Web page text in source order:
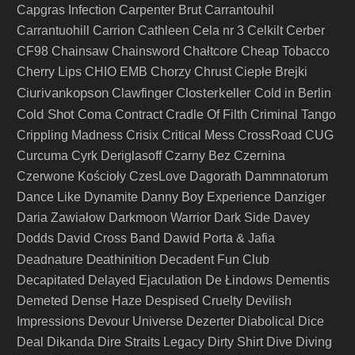
Capgras Infection Carpenter Brut Carrantouhil
Carrantuohill
Carrion Cathleen Cela nr 3 Celkilt Cerber
CF98 Chainsaw Chainsword Chałtcore Cheap Tobacco
Cherry Lips CHIO EMB Chorzy Chrust Ciepłe Brejki
Ciurivankopson Clawfinger Closterkeller Cold in Berlin
Cold Shot Coma Contract Cradle Of Filth Criminal Tango
Crippling Madness Crisix Critical Mess CrossRoad CUG
Curcuma Cyrk Deriglasoff Czarny Bez Czernina
Czerwone Kościoły CzesLove Dagorath Dammnatorum
Dance Like Dynamite Danny Boy Experience Danziger
Daria Zawiałow Darkmoon Warrior Dark Side Davey
Dodds David Cross Band Dawid Porta & Jafia
Deadnature Deathinition Decadent Fun Club
Decapitated Delayed Ejaculation De Łindows Dementis
Demeted Dense Haze Despised Cruelty Devilish
Impressions Devour Universe Dezerter Diabolical
Dice
Deal
Dikanda Dire Straits Legacy Dirty Shirt Dive Diving